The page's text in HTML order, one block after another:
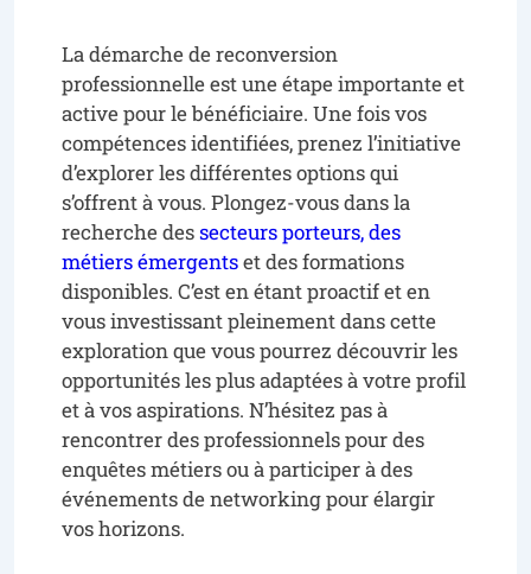
La démarche de reconversion
professionnelle est une étape importante et
active pour le bénéficiaire. Une fois vos
compétences identifiées, prenez l’initiative
d’explorer les différentes options qui
s’offrent à vous. Plongez-vous dans la
recherche dessecteurs porteurs, des
métiers émergentset des formations
disponibles. C’est en étant proactif et en
vous investissant pleinement dans cette
exploration que vous pourrez découvrir les
opportunités les plus adaptées à votre profil
et à vos aspirations. N’hésitez pas à
rencontrer des professionnels pour des
enquêtes métiers ou à participer à des
événements de networking pour élargir
vos horizons.